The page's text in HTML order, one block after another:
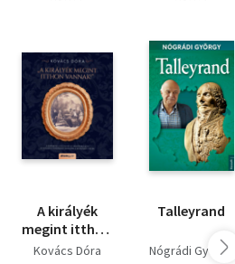
A királyék
megint itthon
vannak!
Kovács Dóra
Talleyrand
Nógrádi György